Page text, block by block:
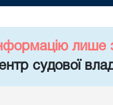
лише
судової